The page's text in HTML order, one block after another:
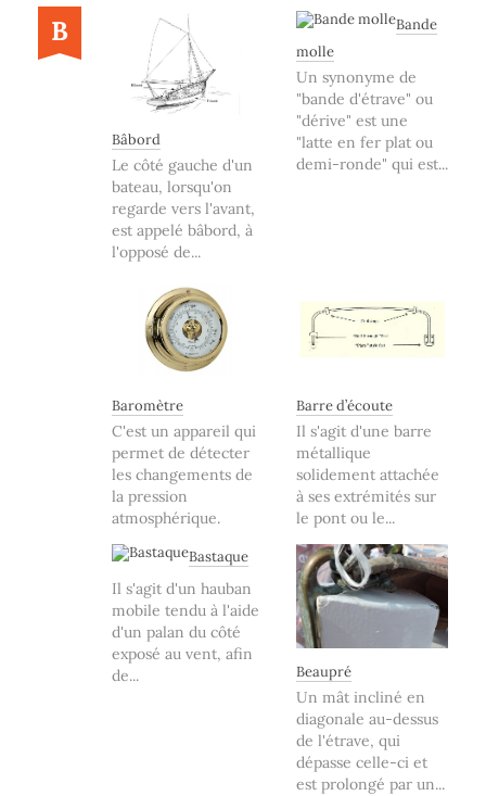
B
Bâbord
Le côté gauche d'un
bateau, lorsqu'on
regarde vers l'avant,
est appelé bâbord, à
l'opposé de...
Bande
molle
Un synonyme de
"bande d'étrave" ou
"dérive" est une
"latte en fer plat ou
demi-ronde" qui est...
Baromètre
C'est un appareil qui
permet de détecter
les changements de
la pression
atmosphérique.
Barre d’écoute
Il s'agit d'une barre
métallique
solidement attachée
à ses extrémités sur
le pont ou le...
Bastaque
Il s'agit d'un hauban
mobile tendu à l'aide
d'un palan du côté
exposé au vent, afin
de...
Beaupré
Un mât incliné en
diagonale au-dessus
de l'étrave, qui
dépasse celle-ci et
est prolongé par un...